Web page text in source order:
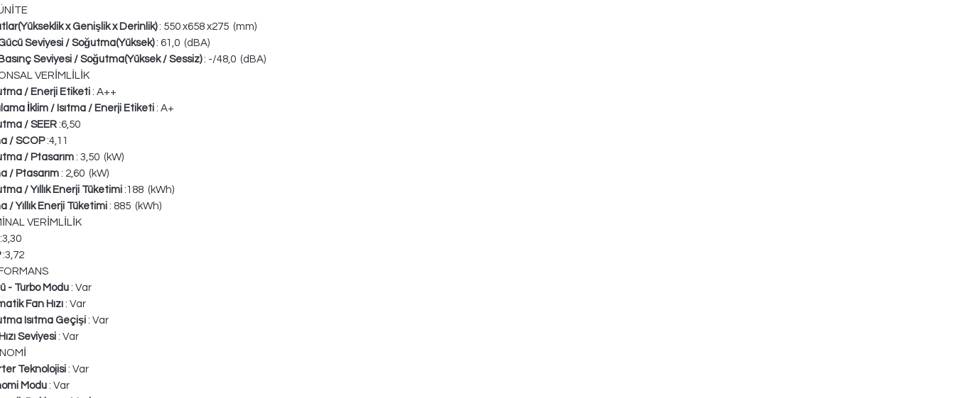
x Genişlik x Derinlik): 550 x658 x275 (mm)
Seviyesi / Soğutma(Yüksek): 61,0 (dBA)
Seviyesi / Soğutma(Yüksek / Sessiz): -/48,0 (dBA)
VERİMLİLİK
/ Enerji Etiketi : A++
İklim / Isıtma / Enerji Etiketi : A+
/ SEER :6,50
/ SCOP:4,11
/ Ptasarım : 3,50 (kW)
/ Ptasarım : 2,60 (kW)
/ Yıllık Enerji Tüketimi :188 (kWh)
/ Yıllık Enerji Tüketimi : 885 (kWh)
VERİMLİLİK
:3,30
:3,72
- Turbo Modu : Var
Fan Hızı : Var
Isıtma Geçişi : Var
Seviyesi : Var
Teknolojisi : Var
Modu : Var